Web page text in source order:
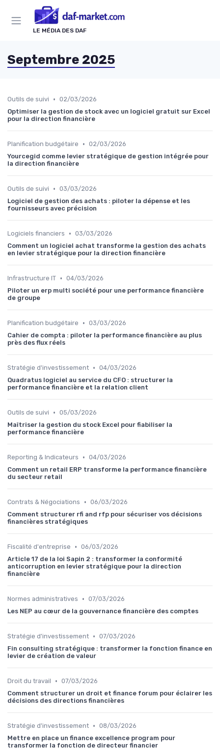
LE MÉDIA DES DAF
Septembre 2025
Outils de suivi • 02/03/2026
Optimiser la gestion de stock avec un logiciel gratuit sur Excel
pour la direction financière
Planification budgétaire • 02/03/2026
Yourcegid comme levier stratégique de gestion intégrée pour
la direction financière
Outils de suivi • 03/03/2026
Logiciel de gestion des achats : piloter la dépense et les
fournisseurs avec précision
Logiciels financiers • 03/03/2026
Comment un logiciel achat transforme la gestion des achats
en levier stratégique pour la direction financière
Infrastructure IT • 04/03/2026
Piloter un erp multi société pour une performance financière
de groupe
Planification budgétaire • 03/03/2026
Cahier de compta : piloter la performance financière au plus
près des flux réels
Stratégie d'investissement • 04/03/2026
Quadratus logiciel au service du CFO : structurer la
performance financière et la relation client
Outils de suivi • 05/03/2026
Maîtriser la gestion du stock Excel pour fiabiliser la
performance financière
Reporting & Indicateurs • 04/03/2026
Comment un retail ERP transforme la performance financière
du secteur retail
Contrats & Négociations • 06/03/2026
Comment structurer rfi and rfp pour sécuriser vos décisions
financières stratégiques
Fiscalité d'entreprise • 06/03/2026
Article 17 de la loi Sapin 2 : transformer la conformité
anticorruption en levier stratégique pour la direction
financière
Normes administratives • 07/03/2026
Les NEP au cœur de la gouvernance financière des comptes
Stratégie d'investissement • 07/03/2026
Fin consulting stratégique : transformer la fonction finance en
levier de création de valeur
Droit du travail • 07/03/2026
Comment structurer un droit et finance forum pour éclairer les
décisions des directions financières
Stratégie d'investissement • 08/03/2026
Mettre en place un finance excellence program pour
transformer la fonction de directeur financier
Panneau de gestion des cookies